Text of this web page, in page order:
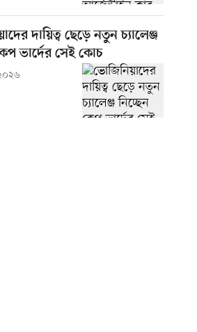
দায়িত্ব ছেড়ে নতুন চ্যালেঞ্জ
ভার্দের সেই কোচ